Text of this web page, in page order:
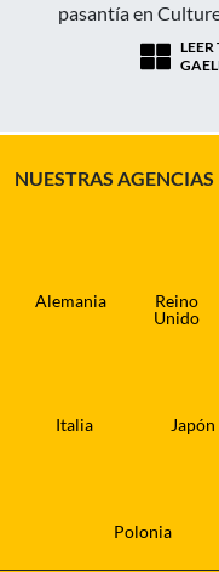
pasantía en
LEER
NUESTRAS
Alemania
Reino
Unido
Italia Japón
Polonia